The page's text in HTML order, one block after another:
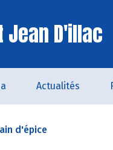
Jean D'illac
Actualités
d'épice